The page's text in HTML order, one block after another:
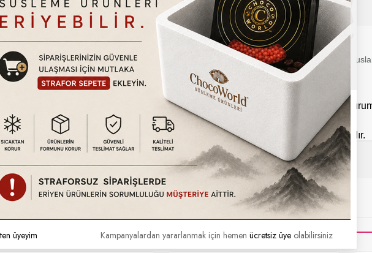
altındadır. Ürün hasarlı kullanım, kullanıcı hataları vb. durumlar dışında 24 ay boyunca
ya da ayıplı olup olmadığını kontrol ediniz. Eğer kargonuzda normal dışı bir
(Hızlı kargo vb. uyarı simgeleri.) 2 iş günü içerisinde kargolanmaktadır.
satın almış olmanız gerekmektedir.
Kampanyalardan yararlanmak için hemen ücretsiz üye olabilirsiniz
üyeyim